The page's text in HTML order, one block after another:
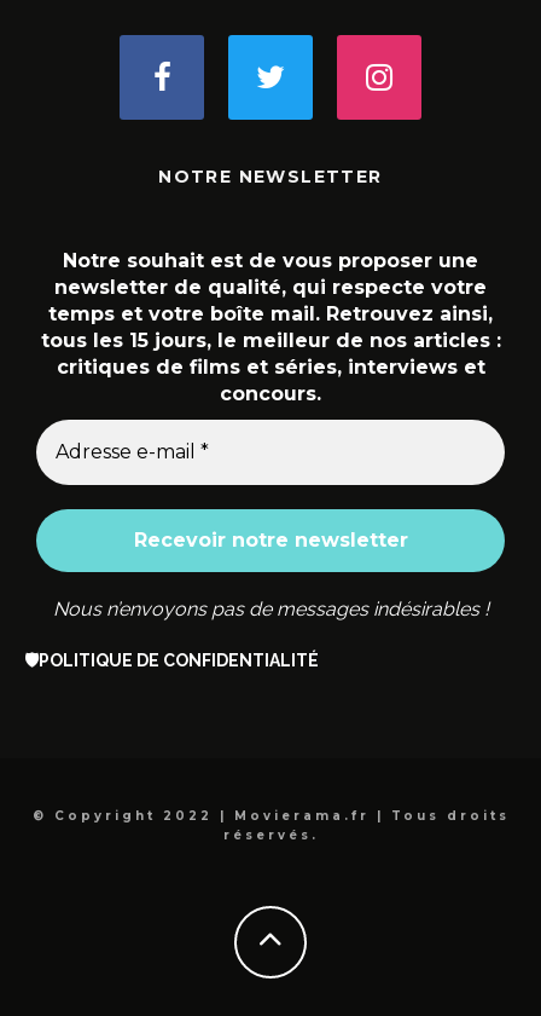
NOTRE NEWSLETTER
Notre souhait est de vous proposer une
newsletter de qualité, qui respecte votre
temps et votre boîte mail. Retrouvez ainsi,
tous les 15 jours, le meilleur de nos articles :
critiques de films et séries, interviews et
concours.
Nous n’envoyons pas de messages indésirables !
🛡️POLITIQUE DE CONFIDENTIALITÉ
© Copyright 2022 | Movierama.fr | Tous droits
réservés.